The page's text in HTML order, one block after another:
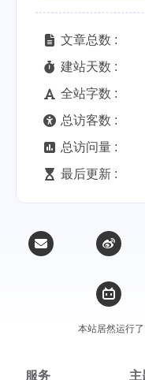
文章总数 :
建站天数 :
全站字数 :
总访客数 :
总访问量 :
最后更新 :
本站居然运行
服务 主